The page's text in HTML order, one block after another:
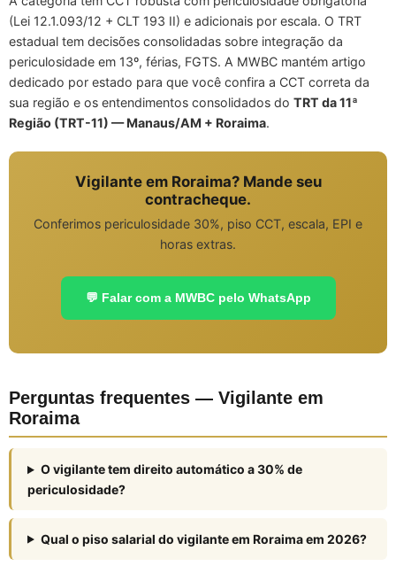
(Lei 12.1.093/12 + CLT 193 II) e adicionais por escala. O TRT
estadual tem decisões consolidadas sobre integração da
periculosidade em 13º, férias, FGTS. A MWBC mantém artigo
dedicado por estado para que você confira a CCT correta da
sua região e os entendimentos consolidados do TRT da 11ª
Região (TRT-11) — Manaus/AM + Roraima.
Vigilante em Roraima? Mande seu
contracheque.
Conferimos periculosidade 30%, piso CCT, escala, EPI e
horas extras.
💬 Falar com a MWBC pelo WhatsApp
Perguntas frequentes — Vigilante em
Roraima
O vigilante tem direito automático a 30% de
periculosidade?
Qual o piso salarial do vigilante em Roraima em 2026?